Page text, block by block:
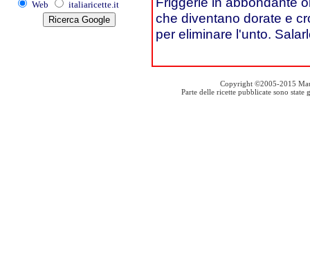
Web italiaricette.it
che diventano dorate e
per eliminare l'unto.
Copyright ©2005-2015
Parte delle ricette pubblicate sono state